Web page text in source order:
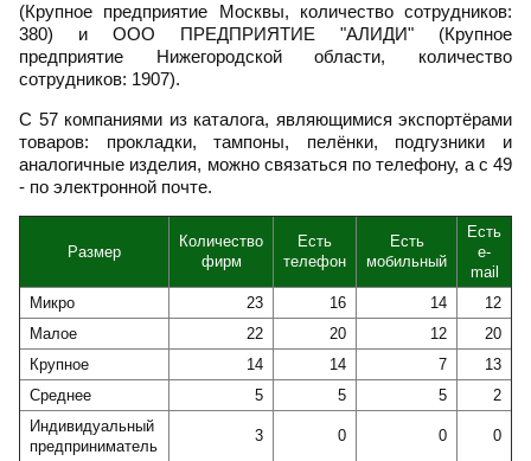
(Крупное предприятие Москвы, количество сотрудников:
380) и ООО ПРЕДПРИЯТИЕ "АЛИДИ" (Крупное
предприятие Нижегородской области, количество
сотрудников: 1907).
С 57 компаниями из каталога, являющимися экспортёрами
товаров: прокладки, тампоны, пелёнки, подгузники и
аналогичные изделия, можно связаться по телефону, а с 49
- по электронной почте.
Размер
Количество
фирм
Есть
телефон
Есть
мобильный
Есть
e-
mail
Микро
23 16 14
12
Малое
22 20 12
20
Крупное
14 14 7
13
Среднее
5 5 5
2
Индивидуальный
предприниматель
3 0 0 0